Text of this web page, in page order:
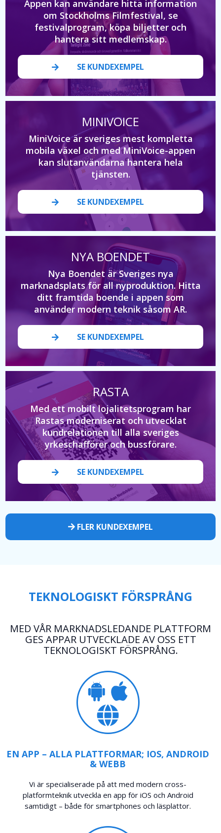
Appen kan användare hitta information
om Stockholms Filmfestival, se
festivalprogram, köpa biljetter och
hantera sitt medlemskap.
SE KUNDEXEMPEL
MINIVOICE
MiniVoice är sveriges mest kompletta
mobila växel och med MiniVoice-appen
kan slutanvändarna hantera hela
tjänsten.
SE KUNDEXEMPEL
NYA BOENDET
Nya Boendet är Sveriges nya
marknadsplats för all nyproduktion. Hitta
ditt framtida boende i appen som
använder modern teknik såsom AR.
SE KUNDEXEMPEL
RASTA
Med ett mobilt lojalitetsprogram har
Rastas moderniserat och utvecklat
kundrelationen till alla sveriges
yrkeschafförer och bussförare.
SE KUNDEXEMPEL
FLER KUNDEXEMPEL
TEKNOLOGISKT FÖRSPRÅNG
MED VÅR MARKNADSLEDANDE PLATTFORM
GES APPAR UTVECKLADE AV OSS ETT
TEKNOLOGISKT FÖRSPRÅNG.
EN APP – ALLA PLATTFORMAR; IOS, ANDROID
& WEBB
Vi är specialiserade på att med modern cross-
platformteknik utveckla en app för iOS och Android
samtidigt – både för smartphones och läsplattor.